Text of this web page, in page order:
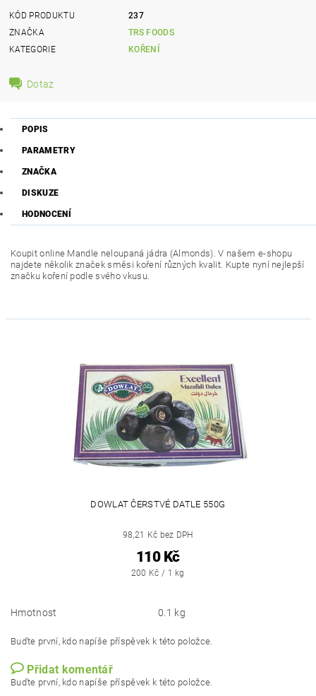
KÓD PRODUKTU
237
ZNAČKA
TRS FOODS
KATEGORIE
KOŘENÍ
Dotaz
POPIS
PARAMETRY
ZNAČKA
DISKUZE
HODNOCENÍ
Koupit online Mandle neloupaná jádra (Almonds). V našem e-shopu
najdete několik značek směsi koření různých kvalit. Kupte nyní nejlepší
značku koření podle svého vkusu.
DOWLAT ČERSTVÉ DATLE 550G
98,21 Kč bez DPH
110 Kč
200 Kč / 1 kg
Hmotnost 0.1 kg
Buďte první, kdo napíše příspěvek k této položce.
Přidat komentář
Buďte první, kdo napíše příspěvek k této položce.